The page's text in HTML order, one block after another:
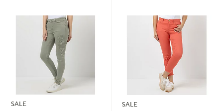
SALE
SALE